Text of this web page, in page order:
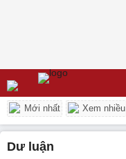
Mới nhất Xem nhiều
dư luận